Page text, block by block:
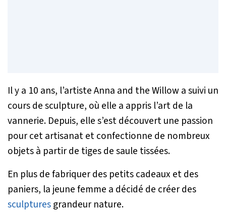
Il y a 10 ans, l’artiste Anna and the Willow a suivi un
cours de sculpture, où elle a appris l’art de la
vannerie. Depuis, elle s’est découvert une passion
pour cet artisanat et confectionne de nombreux
objets à partir de tiges de saule tissées.
En plus de fabriquer des petits cadeaux et des
paniers, la jeune femme a décidé de créer des
sculpturesgrandeur nature.